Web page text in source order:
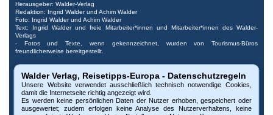
Herausgeber: Walder-Verlag
Redaktion: Ingrid Walder und Achim Walder
Foto: Ingrid Walder und Achim Walder
Text: Ingrid Walder und freie Mitarbeiter*innen und Mitarbeiter*innen des Walder-
Verlags
- Fotos und Texte, wenn gekennzeichnet, wurden von Tourismus-Büros
freundlicherweise bereitgestellt.
Urheberrecht: Bitte beachten Sie, dass alle Urheberrechte der Bilder und Dokumente
dieser Internetseite beim Walder-Verlag und den Fotografen liegen. Die Nutzung,
auch auszugsweise, ist nur mit vorheriger schriftlicher Genehmigung des Verlags oder
der Fotografen möglich. Die Veröffentlichung von Bildern und Texten auf nicht
autorisierten Internetseiten oder Druckerzeugnissen untersagen wir ausdrücklich. Bei
Missbrauch behalten wir uns rechtliche Schritte vor. Widerruf vorbehalten.
Walder Verlag, Reisetipps-Europa - Datenschutzregeln
Unsere Website verwendet ausschließlich technisch notwendige Cookies,
damit die Internetseite richtig angezeigt wird.
Es werden keine persönlichen Daten der Nutzer erhoben, gespeichert oder
ausgewertet; zudem erfolgen keine Analyse des Nutzerverhaltens, keine